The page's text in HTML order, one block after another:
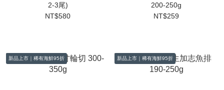
2-3尾)
NT$580
200-250g
NT$259
新品上市｜稀有海鮮95折 新品上市｜稀有海鮮95折